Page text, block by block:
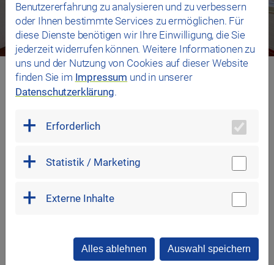
Unsere Leistungen auf einen Blick
Behebung von Schäden an Karosserie und Lack
Flyer mit weiteren Infos herunterladen
Benutzererfahrung zu analysieren und zu verbessern
oder Ihnen bestimmte Services zu ermöglichen. Für
diese Dienste benötigen wir Ihre Einwilligung, die Sie
jederzeit widerrufen können. Weitere Informationen zu
uns und der Nutzung von Cookies auf dieser Website
finden Sie im Impressum und in unserer
Datenschutzerklärung.
Erforderlich
Statistik / Marketing
Externe Inhalte
Alles ablehnen Auswahl speichern